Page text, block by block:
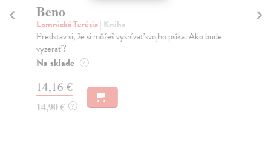
Beno
Lomnická Terézia| Kniha
Predstav si, že si môžeš vysnívať svojho psíka. Ako bude
vyzerať?
Na sklade ?
14,16 €
14,90 € ?